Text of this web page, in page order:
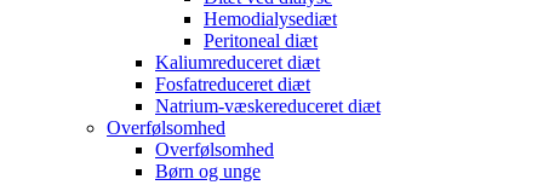
Hemodialysediæt
Peritoneal diæt
Kaliumreduceret diæt
Fosfatreduceret diæt
Natrium-væskereduceret diæt
Overfølsomhed
Overfølsomhed
Børn og unge